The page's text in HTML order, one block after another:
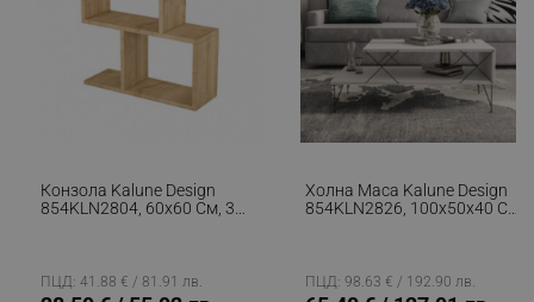
Конзола Kalune Design
854KLN2804, 60х60 См, 3
ПЦД: 41.88 € / 81.91 лв.
Холна Маса Kalune Design
854KLN2826, 100x50x40 См,
ПЦД: 98.63 € / 192.90 лв.